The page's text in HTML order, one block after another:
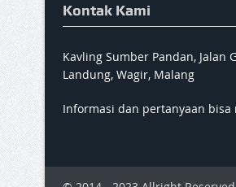
Kontak Kami
Kavling Sumber Pandan, Jalan
Landung, Wagir, Malang
Informasi dan pertanyaan